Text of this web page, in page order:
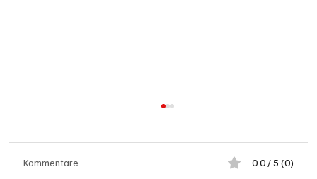
Kommentare 0.0 / 5 (0)